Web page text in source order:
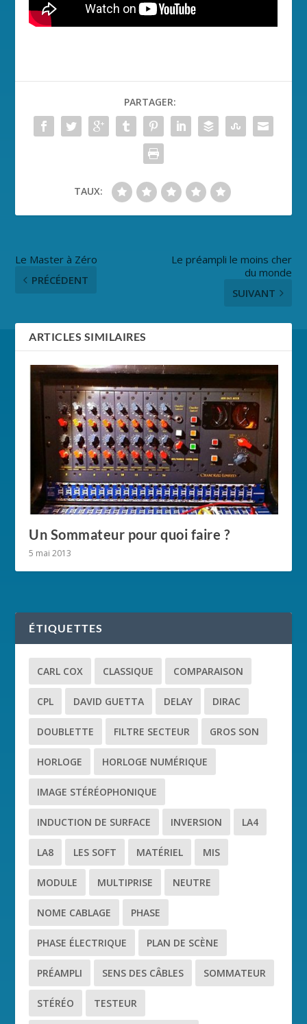
PARTAGER:
TAUX:
Le Master à Zéro
PRÉCÉDENT
Le préampli le moins cher
du monde
SUIVANT
ARTICLES SIMILAIRES
Un Sommateur pour quoi faire ?
5 mai 2013
ÉTIQUETTES
CARL COX CLASSIQUE COMPARAISON
CPL DAVID GUETTA DELAY DIRAC
DOUBLETTE FILTRE SECTEUR GROS SON
HORLOGE HORLOGE NUMÉRIQUE
IMAGE STÉRÉOPHONIQUE
INDUCTION DE SURFACE INVERSION LA4
LA8 LES SOFT MATÉRIEL MIS
MODULE MULTIPRISE NEUTRE
NOME CABLAGE PHASE
PHASE ÉLECTRIQUE PLAN DE SCÈNE
PRÉAMPLI SENS DES CÂBLES SOMMATEUR
STÉRÉO TESTEUR